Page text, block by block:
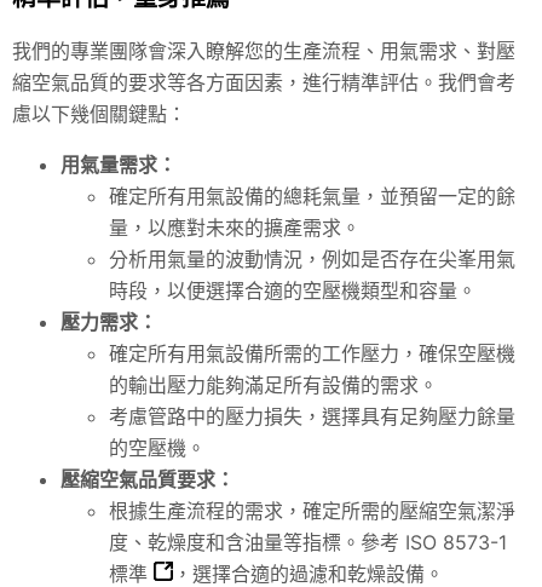
我們的專業團隊會深入瞭解您的生產流程、用氣需求、對壓
縮空氣品質的要求等各方面因素，進行精準評估。我們會考
慮以下幾個關鍵點：
用氣量需求：
確定所有用氣設備的總耗氣量，並預留一定的餘
量，以應對未來的擴產需求。
分析用氣量的波動情況，例如是否存在尖峯用氣
時段，以便選擇合適的空壓機類型和容量。
壓力需求：
確定所有用氣設備所需的工作壓力，確保空壓機
的輸出壓力能夠滿足所有設備的需求。
考慮管路中的壓力損失，選擇具有足夠壓力餘量
的空壓機。
壓縮空氣品質要求：
根據生產流程的需求，確定所需的壓縮空氣潔淨
度、乾燥度和含油量等指標。參考 ISO 8573-1
標準
，選擇合適的過濾和乾燥設備。